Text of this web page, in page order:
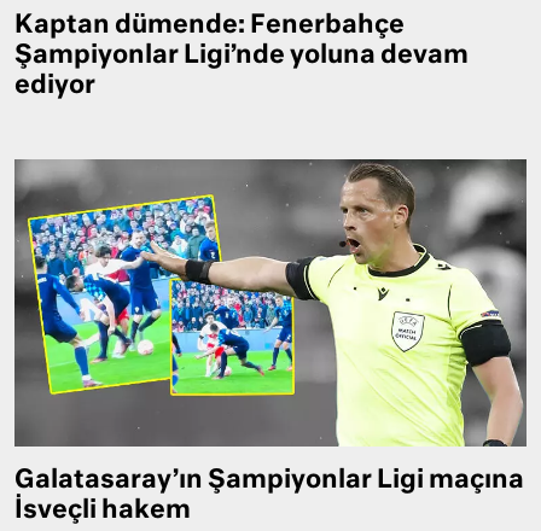
Kaptan dümende: Fenerbahçe
Şampiyonlar Ligi’nde yoluna devam
ediyor
Galatasaray’ın Şampiyonlar Ligi maçına
İsveçli hakem